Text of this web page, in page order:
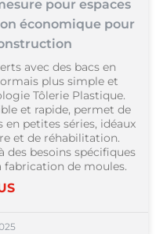
pour espaces
économique pour
avec des bacs en
plus simple et
Tôlerie Plastique.
et rapide, permet de
petites séries, idéaux
et de réhabilitation.
besoins spécifiques
fabrication de moules.